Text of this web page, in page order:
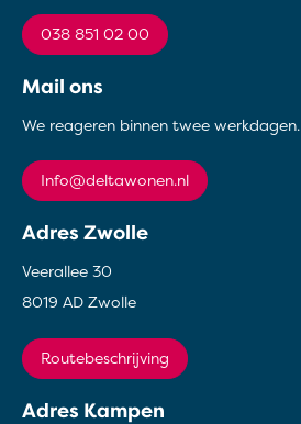
038 851 02 00
Mail ons
We reageren binnen twee werkdagen.
info@deltawonen.nl
Adres Zwolle
Veerallee 30
8019 AD Zwolle
Routebeschrijving
Adres Kampen